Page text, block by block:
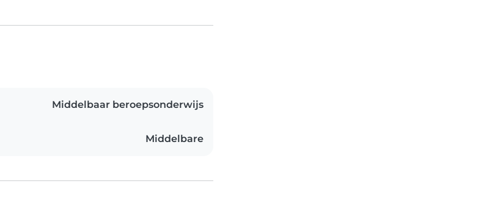
Middelbaar beroepsonderwijs
Middelbare